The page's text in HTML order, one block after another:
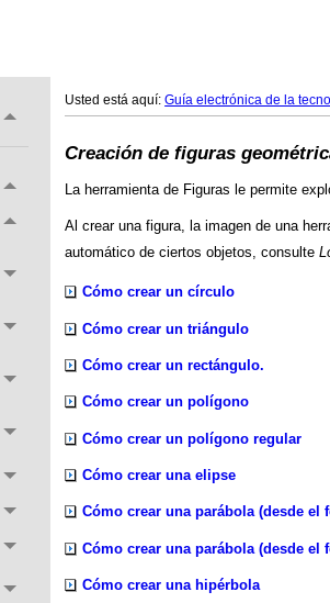
Usted está aquí: Guía electrónica de la
Creación de figuras
La herramienta de Figuras le permite
Al crear una figura, la imagen de una
automático de ciertos objetos, consulte
Cómo crear un círculo
Cómo crear un triángulo
Cómo crear un rectángulo.
Cómo crear un polígono
Cómo crear un polígono regular
Cómo crear una elipse
Cómo crear una parábola (desde el
Cómo crear una parábola (desde el
Cómo crear una hipérbola